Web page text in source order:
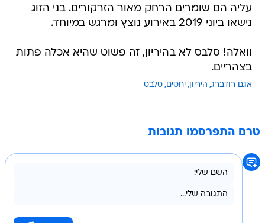
עליה הם שומרים הרחק מאור הזרקורים. בני הזוג
נישאו ביוני 2019 באירוע נוצץ ומרגש במיוחד.
וואלה! סלבס לא בהיריון, זה פשוט שהיא אכלה פתות
בצהריים.
אגם רודברג היריון יחסים סלבס
טרם התפרסמו תגובות